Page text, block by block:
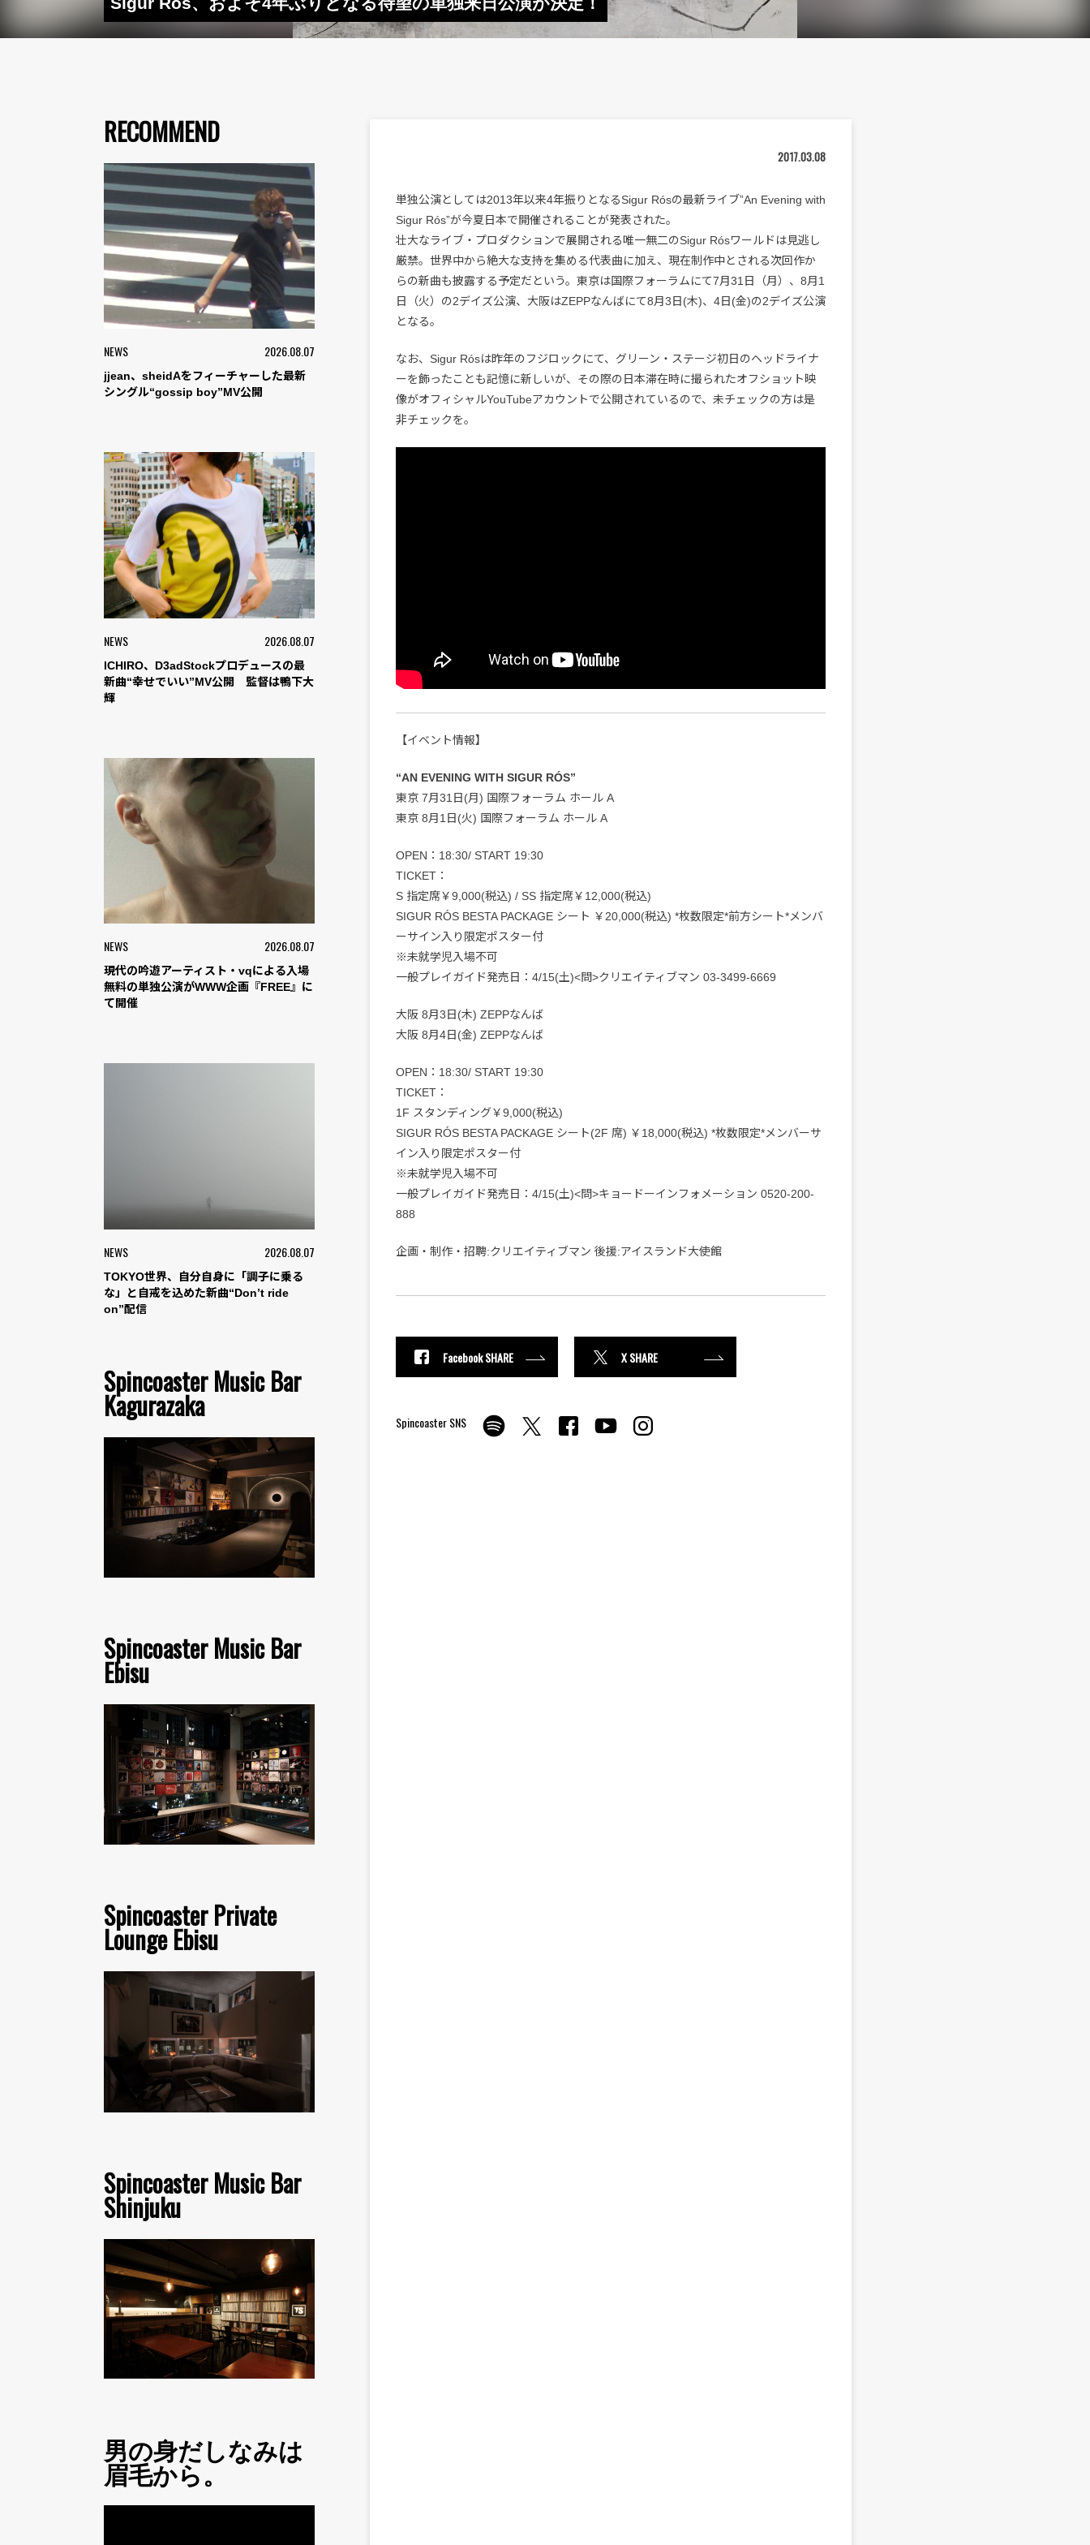
RECOMMEND
NEWS 2026.08.07
jjean、sheidAをフィーチャーした最新
シングル“gossip boy”MV公開
NEWS 2026.08.07
ICHIRO、D3adStockプロデュースの最
新曲“幸せでいい”MV公開 監督は鴨下大
輝
NEWS 2026.08.07
現代の吟遊アーティスト・vqによる入場
無料の単独公演がWWW企画『FREE』に
て開催
NEWS 2026.08.07
TOKYO世界、自分自身に「調子に乗る
な」と自戒を込めた新曲“Don’t ride
on”配信
Spincoaster Music Bar
Kagurazaka
Spincoaster Music Bar
Ebisu
Spincoaster Private
Lounge Ebisu
Spincoaster Music Bar
Shinjuku
男の身だしなみは
眉毛から。
2017.03.08
単独公演としては2013年以来4年振りとなるSigur Rósの最新ライブ”An Evening with
Sigur Rós”が今夏日本で開催されることが発表された。
壮大なライブ・プロダクションで展開される唯一無二のSigur Rósワールドは見逃し
厳禁。世界中から絶大な支持を集める代表曲に加え、現在制作中とされる次回作か
らの新曲も披露する予定だという。東京は国際フォーラムにて7月31日（月）、8月1
日（火）の2デイズ公演、大阪はZEPPなんばにて8月3日(木)、4日(金)の2デイズ公演
となる。
なお、Sigur Rósは昨年のフジロックにて、グリーン・ステージ初日のヘッドライナ
ーを飾ったことも記憶に新しいが、その際の日本滞在時に撮られたオフショット映
像がオフィシャルYouTubeアカウントで公開されているので、未チェックの方は是
非チェックを。
【イベント情報】
“AN EVENING WITH SIGUR RÓS”
東京 7月31日(月) 国際フォーラム ホール A
東京 8月1日(火) 国際フォーラム ホール A
OPEN：18:30/ START 19:30
TICKET：
S 指定席￥9,000(税込) / SS 指定席￥12,000(税込)
SIGUR RÓS BESTA PACKAGE シート ￥20,000(税込) *枚数限定*前方シート*メンバ
ーサイン入り限定ポスター付
※未就学児入場不可
一般プレイガイド発売日：4/15(土)<問>クリエイティブマン 03-3499-6669
大阪 8月3日(木) ZEPPなんば
大阪 8月4日(金) ZEPPなんば
OPEN：18:30/ START 19:30
TICKET：
1F スタンディング￥9,000(税込)
SIGUR RÓS BESTA PACKAGE シート(2F 席) ￥18,000(税込) *枚数限定*メンバーサ
イン入り限定ポスター付
※未就学児入場不可
一般プレイガイド発売日：4/15(土)<問>キョードーインフォメーション 0520-200-
888
企画・制作・招聘:クリエイティブマン 後援:アイスランド大使館
Facebook SHARE X SHARE
Spincoaster SNS